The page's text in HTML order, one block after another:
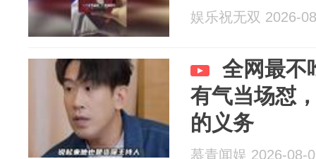
娱乐祝无双 2026-
全网最不
有气当场怼
的义务
慕青闻娱 2026-08-